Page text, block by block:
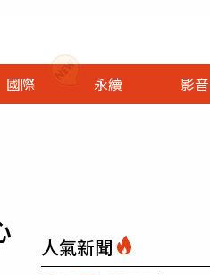
國際 永續 影音
人氣新聞